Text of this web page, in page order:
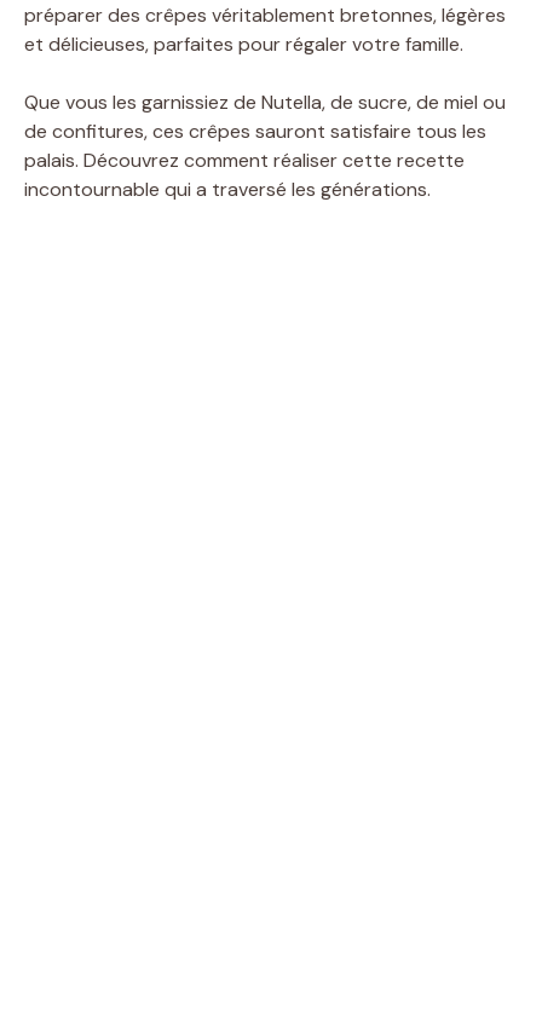
préparer des crêpes véritablement bretonnes, légères
et délicieuses, parfaites pour régaler votre famille.
Que vous les garnissiez de Nutella, de sucre, de miel ou
de confitures, ces crêpes sauront satisfaire tous les
palais. Découvrez comment réaliser cette recette
incontournable qui a traversé les générations.